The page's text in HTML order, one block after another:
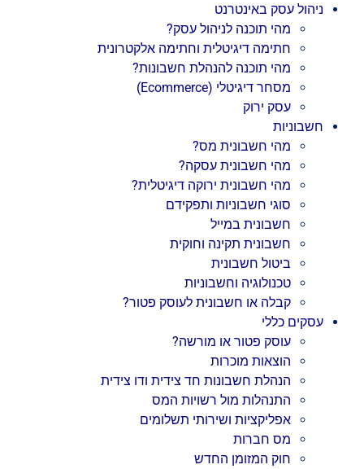
ניהול עסק באינטרנט
מהי תוכנה לניהול עסק?
חתימה דיגיטלית וחתימה אלקטרונית
מהי תוכנה להנהלת חשבונות?
מסחר דיגיטלי (Ecommerce)
עסק ירוק
חשבוניות
מהי חשבונית מס?
מהי חשבונית עסקה?
מהי חשבונית ירוקה דיגיטלית?
סוגי חשבוניות ותפקידם
חשבונית במייל
חשבונית תקינה וחוקית
ביטול חשבונית
טכנולוגיה וחשבוניות
קבלה או חשבונית לעוסק פטור?
עסקים כללי
עוסק פטור או מורשה?
הוצאות מוכרות
הנהלת חשבונות חד צידית ודו צידית
התנהלות מול רשויות המס
אפליקציות ושירותי תשלומים
מס חברות
חוק המזומן החדש